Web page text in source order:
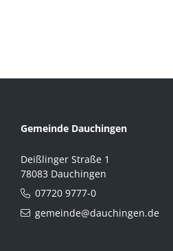
Gemeinde Dauchingen
Deißlinger Straße 1
78083 Dauchingen
07720 9777-0
gemeinde@dauchingen.de